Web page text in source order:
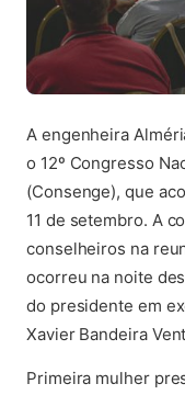
A engenheira
o 12º Congresso
(Consenge), que
11 de setembro. A
conselheiros na
ocorreu na noite
do presidente em
Xavier Bandeira
Primeira mulher